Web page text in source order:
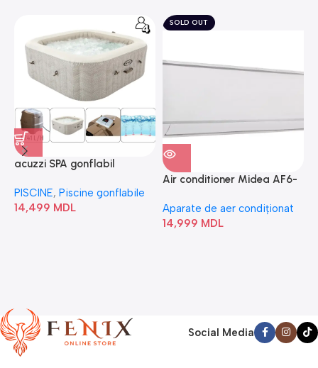
acuzzi SPA gonflabil
Bubble” 28446
PISCINE, Piscine gonflabile
14,499 MDL
SOLD OUT
Air conditioner Midea AF6-
Aparate de aer condiționat
14,999 MDL
Social Media